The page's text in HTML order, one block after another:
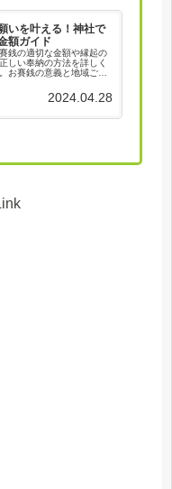
いを叶える！神社で
額ガイド
銭の適切な金額や縁起の
しい奉納の方法を詳しく
お賽銭の意義と地域ごと
2024.04.28